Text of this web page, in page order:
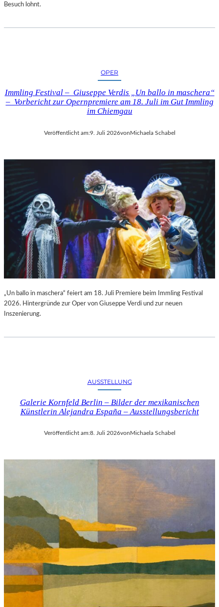
Besuch lohnt.
OPER
Immling Festival – Giuseppe Verdis „Un ballo in maschera“
– Vorbericht zur Opernpremiere am 18. Juli im Gut Immling
im Chiemgau
Veröffentlicht am:9. Juli 2026vonMichaela Schabel
„Un ballo in maschera“ feiert am 18. Juli Premiere beim Immling Festival
2026. Hintergründe zur Oper von Giuseppe Verdi und zur neuen
Inszenierung.
AUSSTELLUNG
Galerie Kornfeld Berlin – Bilder der mexikanischen
Künstlerin Alejandra España – Ausstellungsbericht
Veröffentlicht am:8. Juli 2026vonMichaela Schabel